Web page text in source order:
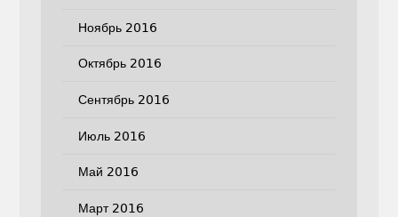
Ноябрь 2016
Октябрь 2016
Сентябрь 2016
Июль 2016
Май 2016
Март 2016